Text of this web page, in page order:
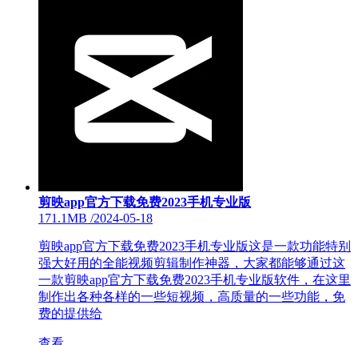
剪映app官方下载免费2023手机专业版
171.1MB /2024-05-18
剪映app官方下载免费2023手机专业版这是一款功能特别
强大好用的全能视频剪辑制作神器，大家都能够通过这
一款剪映app官方下载免费2023手机专业版软件，在这里
制作出各种各样的一些短视频，高质量的一些功能，免
费的提供给